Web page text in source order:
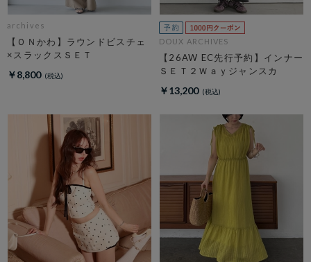
archives
【ＯＮかわ】ラウンドビスチェ
×スラックスＳＥＴ
￥8,800
DOUX ARCHIVES
【26AW EC先行予約】インナー
ＳＥＴ２Ｗａｙジャンスカ
￥13,200